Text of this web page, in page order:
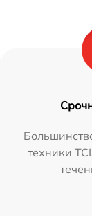
техники